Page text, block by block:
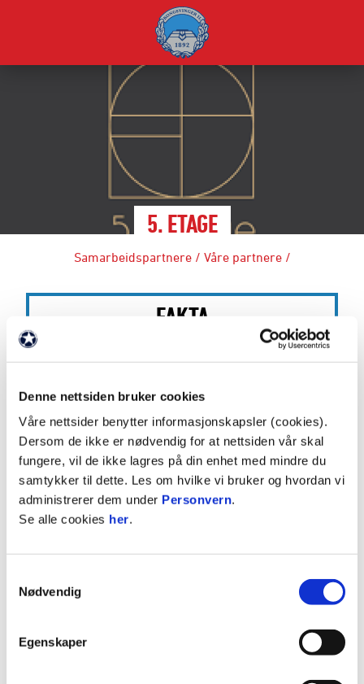
Denne nettsiden bruker cookies
Våre nettsider benytter informasjonskapsler (cookies).
Dersom de ikke er nødvendig for at nettsiden vår skal
fungere, vil de ikke lagres på din enhet med mindre du
samtykker til dette. Les om hvilke vi bruker og hvordan vi
administrerer dem under Personvern.
Se alle cookies her.
Nødvendig
Egenskaper
5. ETAGE
Samarbeidspartnere / Våre partnere /
FAKTA
Partner siden: 2024
Webadresse:https://5etage.no/